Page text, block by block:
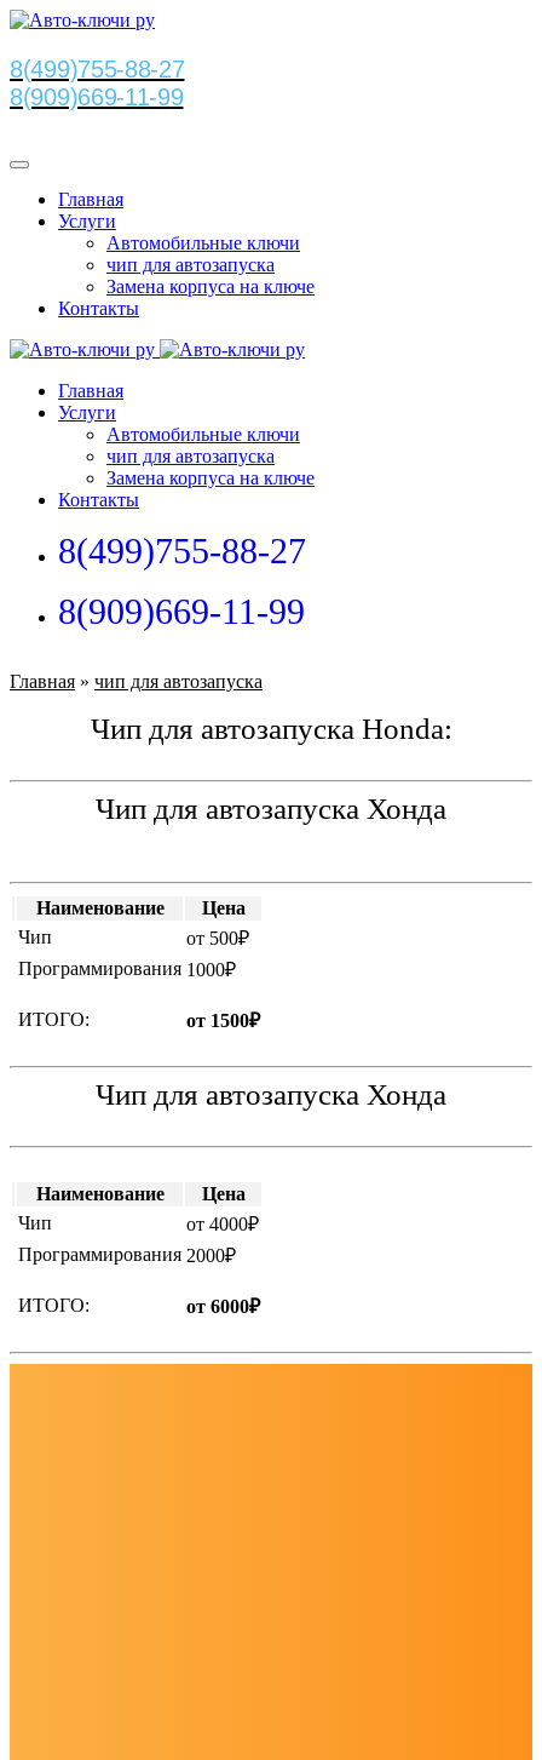
8(499)755-88-27
8(909)669-11-99
Главная
Услуги
Автомобильные ключи
чип для автозапуска
Замена корпуса на ключе
Контакты
Главная
Услуги
Автомобильные ключи
чип для автозапуска
Замена корпуса на ключе
Контакты
8(499)755-88-27
8(909)669-11-99
Главная » чип для автозапуска
Чип для автозапуска Honda:
Чип для автозапуска Хонда
Наименование
Цена
Чип
от 500₽
Программирования 1000₽
ИТОГО: от 1500₽
Чип для автозапуска Хонда
Наименование
Цена
Чип
от 4000₽
Программирования 2000₽
ИТОГО: от 6000₽